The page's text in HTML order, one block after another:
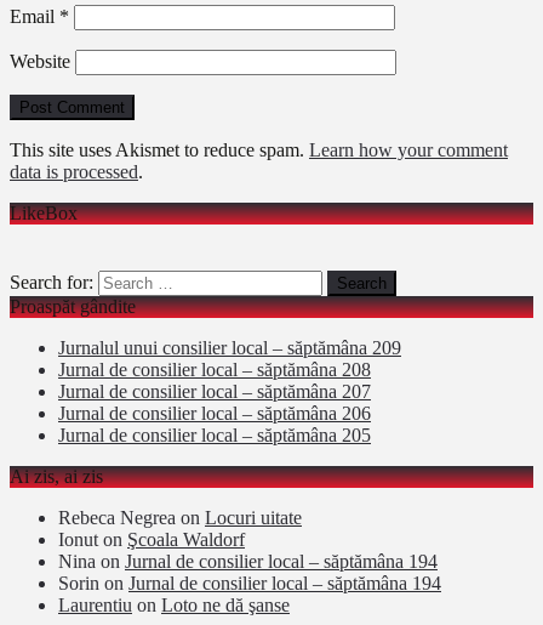
Email *
Website
This site uses Akismet to reduce spam. Learn how your comment
data is processed.
LikeBox
Search for:
Proaspăt gândite
Jurnalul unui consilier local – săptămâna 209
Jurnal de consilier local – săptămâna 208
Jurnal de consilier local – săptămâna 207
Jurnal de consilier local – săptămâna 206
Jurnal de consilier local – săptămâna 205
Ai zis, ai zis
Rebeca Negrea on Locuri uitate
Ionut on Şcoala Waldorf
Nina on Jurnal de consilier local – săptămâna 194
Sorin on Jurnal de consilier local – săptămâna 194
Laurentiu on Loto ne dă şanse